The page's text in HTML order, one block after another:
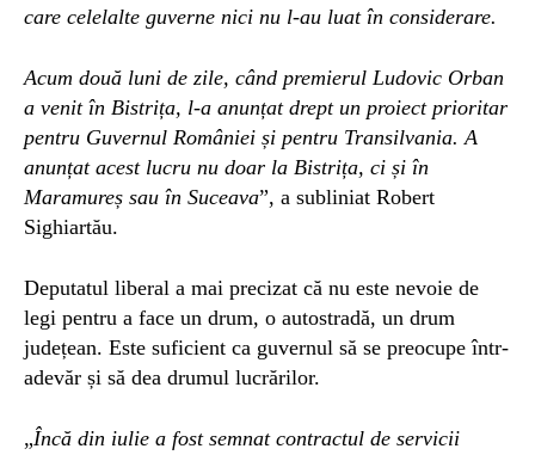
care celelalte guverne nici nu l-au luat în considerare.
Acum două luni de zile, când premierul Ludovic Orban
a venit în Bistrița, l-a anunțat drept un proiect prioritar
pentru Guvernul României și pentru Transilvania. A
anunțat acest lucru nu doar la Bistrița, ci și în
Maramureș sau în Suceava”, a subliniat Robert
Sighiartău.
Deputatul liberal a mai precizat că nu este nevoie de
legi pentru a face un drum, o autostradă, un drum
județean. Este suficient ca guvernul să se preocupe într-
adevăr și să dea drumul lucrărilor.
„Încă din iulie a fost semnat contractul de servicii